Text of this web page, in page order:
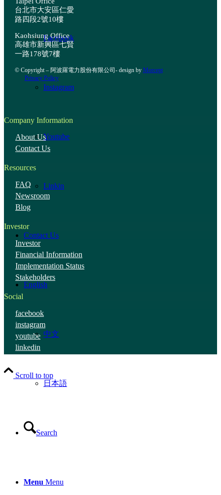
Facebook
Instagram
Youtube
Linkin
Contact Us
English
中文
日本語
Search
Menu Menu
台北市大安區仁愛
路四段2號10樓
Kaohsiung Office
高雄市新興區七賢
一路178號7樓
© Copyright – 阿波羅電力股份有限公司- design by Morcept
Privacy Policy
Company Information
About Us
Contact Us
Resources
FAQ
Newsroom
Blog
Investor
Investor
Financial Information
Implementation Status
Stakeholders
Social
facebook
instagram
youtube
linkedin
Scroll to top